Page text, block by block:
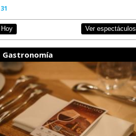
31
Hoy Ver espectáculos
Gastronomía